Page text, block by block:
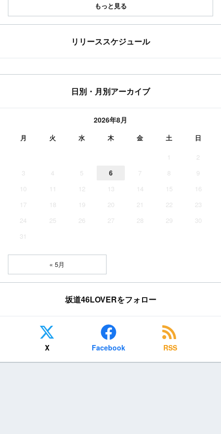
もっと見る
リリーススケジュール
日別・月別アーカイブ
2026年8月
月 火 水 木 金 土 日
1
2
3
4 5 6 7 8
9
10
11 12 13 14 15
16
17
18 19 20 21 22
23
24
25 26 27 28 29
30
31
« 5月
坂道46LOVERをフォロー
X Facebook RSS